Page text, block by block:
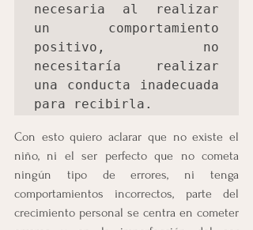
necesaria al realizar
un comportamiento
positivo, no
necesitaría realizar
una conducta inadecuada
para recibirla.
Con esto quiero aclarar que no existe el
niño, ni el ser perfecto que no cometa
ningún tipo de errores, ni tenga
comportamientos incorrectos, parte del
crecimiento personal se centra en cometer